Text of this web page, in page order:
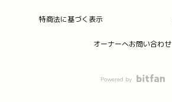
特商法に基づく表示
オーナーへお問い合わせ
Powered by